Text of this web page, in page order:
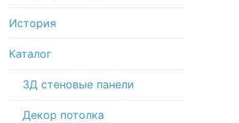
История
Каталог
3Д стеновые панели
Декор потолка